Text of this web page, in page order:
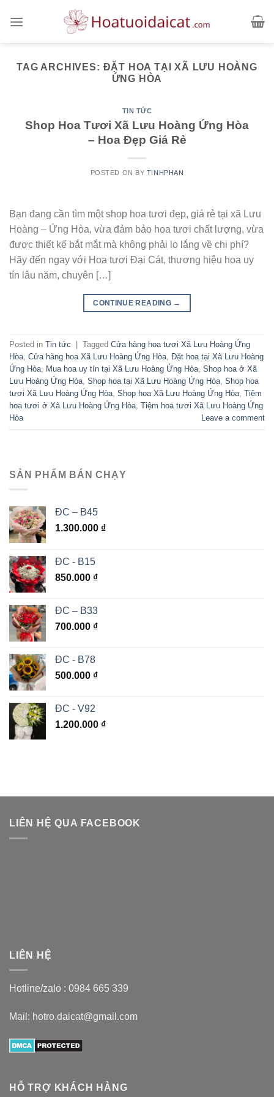
TAG ARCHIVES: ĐẶT HOA TẠI XÃ LƯU HOÀNG
ỨNG HÒA
TIN TỨC
Shop Hoa Tươi Xã Lưu Hoàng Ứng Hòa
– Hoa Đẹp Giá Rẻ
POSTED ON BY TINHPHAN
Bạn đang cần tìm một shop hoa tươi đẹp, giá rẻ tại xã Lưu
Hoàng – Ứng Hòa, vừa đảm bảo hoa tươi chất lượng, vừa
được thiết kế bắt mắt mà không phải lo lắng về chi phí?
Hãy đến ngay với Hoa tươi Đại Cát, thương hiệu hoa uy
tín lâu năm, chuyên […]
CONTINUE READING →
Posted in Tin tức Tagged Cửa hàng hoa tươi Xã Lưu Hoàng Ứng
Hòa Cửa hàng hoa Xã Lưu Hoàng Ứng Hòa Đặt hoa tại Xã Lưu Hoàng
Ứng Hòa
Mua hoa uy tín tại Xã Lưu Hoàng Ứng Hòa Shop hoa ở Xã
Lưu Hoàng Ứng Hòa Shop hoa tại Xã Lưu Hoàng Ứng Hòa Shop hoa
tươi Xã Lưu Hoàng Ứng Hòa Shop hoa Xã Lưu Hoàng Ứng Hòa Tiệm
hoa tươi ở Xã Lưu Hoàng Ứng Hòa Tiệm hoa tươi Xã Lưu Hoàng Ứng
Hòa
Leave a comment
SẢN PHẨM BÁN CHẠY
ĐC – B45
1.300.000 ₫
ĐC - B15
850.000 ₫
ĐC – B33
700.000 ₫
ĐC - B78
500.000 ₫
ĐC - V92
1.200.000 ₫
LIÊN HỆ QUA FACEBOOK
LIÊN HỆ
Hotline/zalo : 0984 665 339
Mail: hotro.daicat@gmail.com
HỖ TRỢ KHÁCH HÀNG